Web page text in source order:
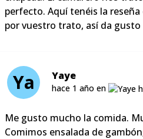
perfecto. Aquí tenéis la
por vuestro trato, así da gusto
Ya Yaye
hace 1 año en
Me gusto mucho la comida.
Comimos ensalada de